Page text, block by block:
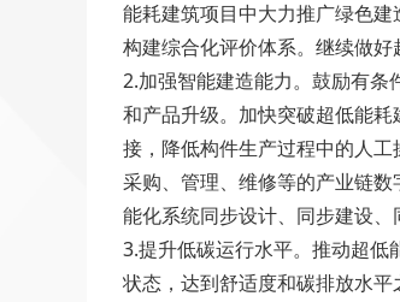
能耗建筑项目中大力推广绿色
构建综合化评价体系。继续做
2.加强智能建造能力。鼓励有
和产品升级。加快突破超低能
接，降低构件生产过程中的人
采购、管理、维修等的产业链
能化系统同步设计、同步建设
3.提升低碳运行水平。推动超
状态，达到舒适度和碳排放水